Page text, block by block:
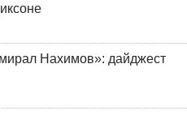
Нахимов»: дайджест